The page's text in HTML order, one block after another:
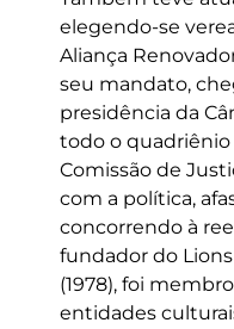
elegendo-se
Aliança
seu mandato,
presidência da
todo o quadriênio
Comissão de
com a política,
concorrendo à
fundador do
(1978), foi
entidades